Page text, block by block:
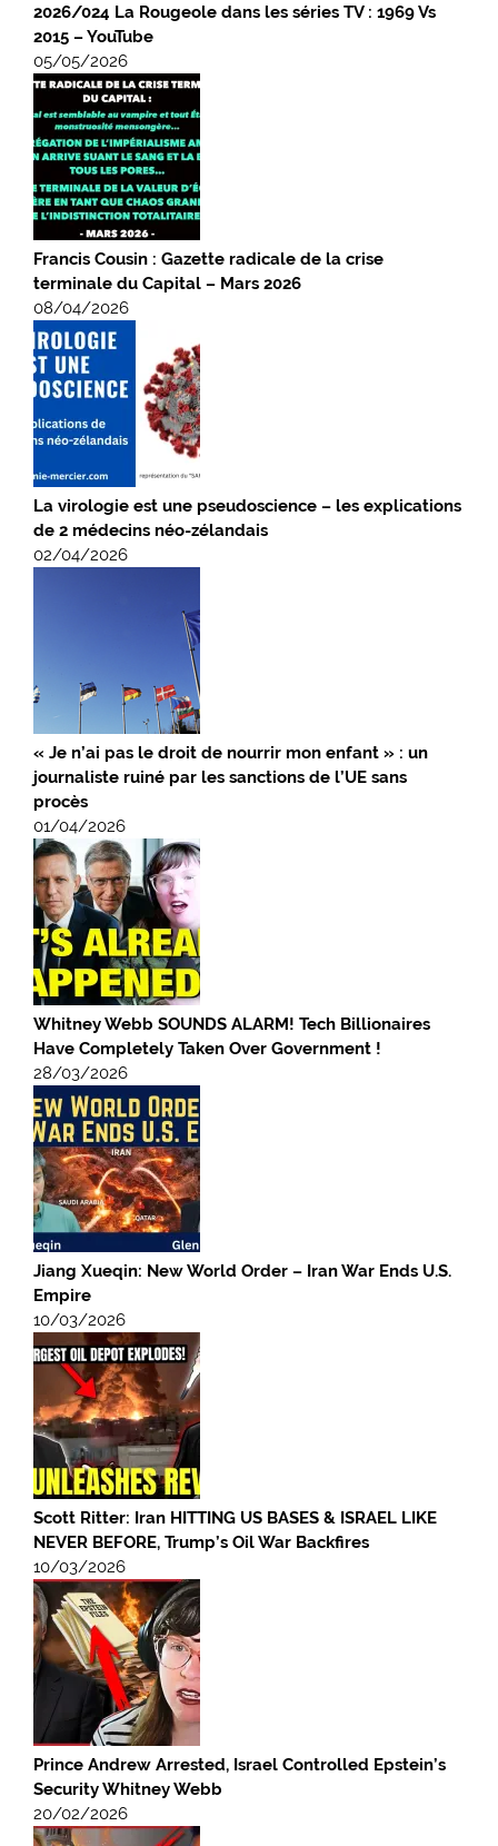
2026/024 La Rougeole dans les séries TV : 1969 Vs
2015 – YouTube
05/05/2026
Francis Cousin : Gazette radicale de la crise
terminale du Capital – Mars 2026
08/04/2026
La virologie est une pseudoscience – les explications
de 2 médecins néo-zélandais
02/04/2026
« Je n’ai pas le droit de nourrir mon enfant » : un
journaliste ruiné par les sanctions de l’UE sans
procès
01/04/2026
Whitney Webb SOUNDS ALARM! Tech Billionaires
Have Completely Taken Over Government !
28/03/2026
Jiang Xueqin: New World Order – Iran War Ends U.S.
Empire
10/03/2026
Scott Ritter: Iran HITTING US BASES & ISRAEL LIKE
NEVER BEFORE, Trump’s Oil War Backfires
10/03/2026
Prince Andrew Arrested, Israel Controlled Epstein’s
Security Whitney Webb
20/02/2026